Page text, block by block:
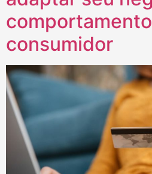
consumidor